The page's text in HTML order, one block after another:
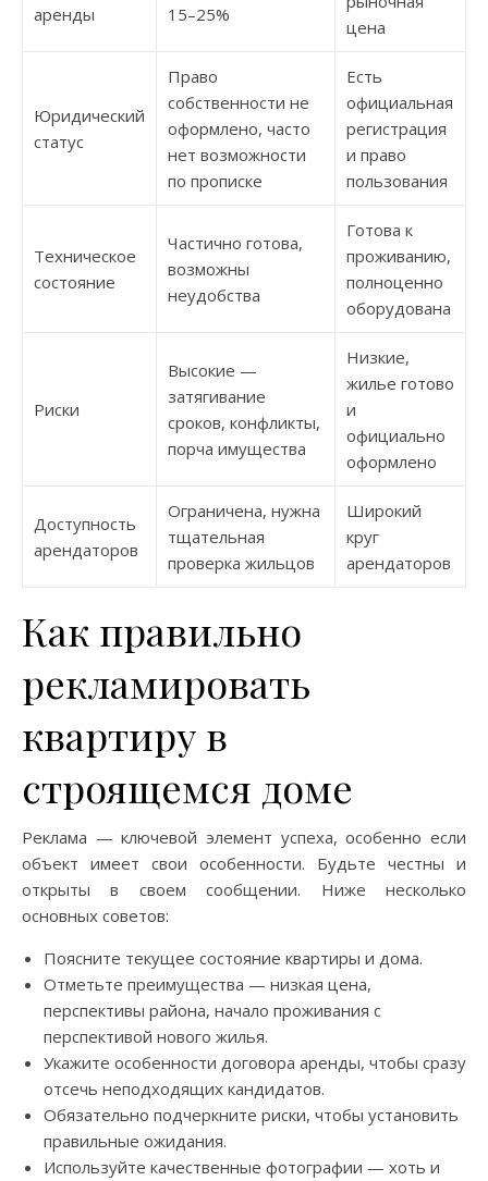
аренды 15–25%
цена
Юридический
статус
Право
собственности не
оформлено, часто
нет возможности
по прописке
Есть
официальная
регистрация
и право
пользования
Техническое
состояние
Частично готова,
возможны
неудобства
Готова к
проживанию,
полноценно
оборудована
Риски
Высокие —
затягивание
сроков, конфликты,
порча имущества
Низкие,
жилье готово
и
официально
оформлено
Доступность
арендаторов
Ограничена, нужна
тщательная
проверка жильцов
Широкий
круг
арендаторов
Как правильно
рекламировать
квартиру в
строящемся доме
Реклама — ключевой элемент успеха, особенно если
объект имеет свои особенности. Будьте честны и
открыты в своем сообщении. Ниже несколько
основных советов:
Поясните текущее состояние квартиры и дома.
Отметьте преимущества — низкая цена,
перспективы района, начало проживания с
перспективой нового жилья.
Укажите особенности договора аренды, чтобы сразу
отсечь неподходящих кандидатов.
Обязательно подчеркните риски, чтобы установить
правильные ожидания.
Используйте качественные фотографии — хоть и